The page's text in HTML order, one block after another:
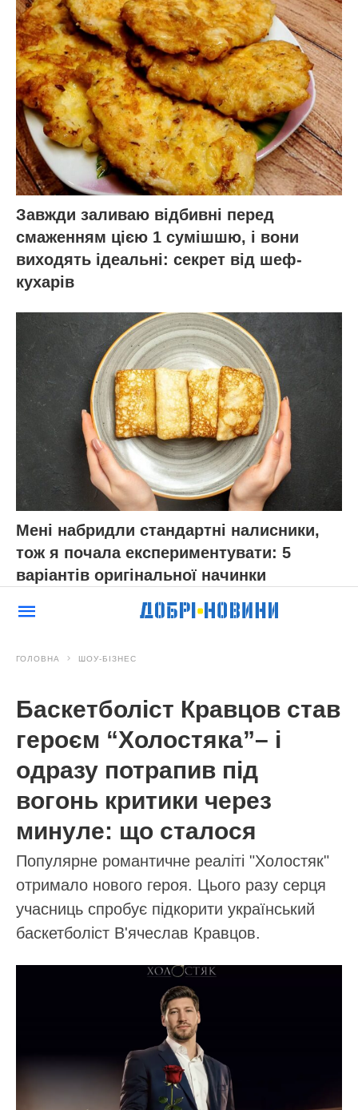
Завжди подавайте десерт добре
охолодженим, прикрасьте цедрою
апельсина або кількома тонкими скибками
фруктів. Він не перевантажує, освіжає і
завжди виглядає так, ніби готувався значно
довше, ніж насправді.
ЧИТАЙ ТАКОЖ:1 стакан кефіру, 3 персики і
груша: за 15 хвилин готую розкішний пиріг,
який не соромно навіть гостям подати
Нагадаємо,Беру 250 г борошна та “жменьку”
чорної смородини – і готую найпростіший
заливний пиріг. Рецепт-знахідка!
Марина Кужненкова
МІТКИ:
десерт кондитерські вироби кулінарія
ПОВ'ЯЗАНІ СТАТТІ
Тут нічого зайвого: легендарне